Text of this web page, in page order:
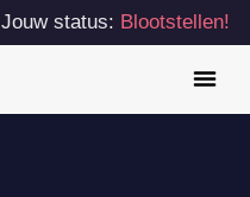
Jouw status: Blootstellen!